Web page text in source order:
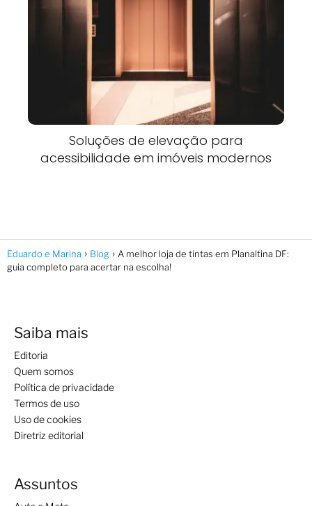
Soluções de elevação para
acessibilidade em imóveis modernos
Eduardo e Marina Blog
A melhor loja de tintas em Planaltina DF:
guia completo para acertar na escolha!
Saiba mais
Editoria
Quem somos
Política de privacidade
Termos de uso
Uso de cookies
Diretriz editorial
Assuntos